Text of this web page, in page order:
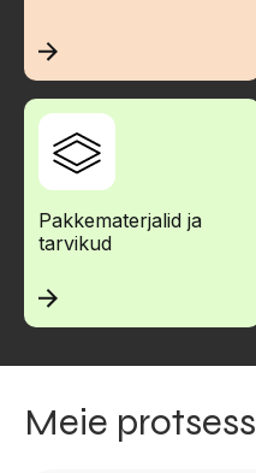
Pakkematerjalid ja
tarvikud
Meie protsess